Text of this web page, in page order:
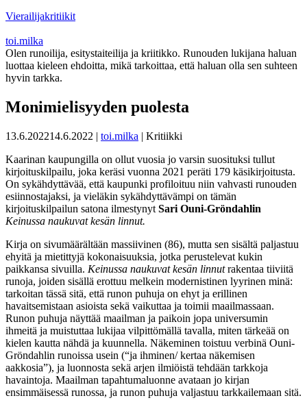
Vierailijakritiikit
toi.milka
Olen runoilija, esitystaiteilija ja kriitikko. Runouden lukijana haluan
luottaa kieleen ehdoitta, mikä tarkoittaa, että haluan olla sen suhteen
hyvin tarkka.
Monimielisyyden puolesta
13.6.202214.6.2022 | toi.milka | Kritiikki
Kaarinan kaupungilla on ollut vuosia jo varsin suosituksi tullut
kirjoituskilpailu, joka keräsi vuonna 2021 peräti 179 käsikirjoitusta.
On sykähdyttävää, että kaupunki profiloituu niin vahvasti runouden
esiinnostajaksi, ja vieläkin sykähdyttävämpi on tämän
kirjoituskilpailun satona ilmestynyt Sari Ouni-Gröndahlin
Keinussa naukuvat kesän linnut.
Kirja on sivumäärältään massiivinen (86), mutta sen sisältä paljastuu
ehyitä ja mietittyjä kokonaisuuksia, jotka perustelevat kukin
paikkansa sivuilla. Keinussa naukuvat kesän linnutrakentaa tiiviitä
runoja, joiden sisällä erottuu melkein modernistinen lyyrinen minä:
tarkoitan tässä sitä, että runon puhuja on ehyt ja erillinen
havaitsemistaan asioista sekä vaikuttaa ja toimii maailmassaan.
Runon puhuja näyttää maailman ja paikoin jopa universumin
ihmeitä ja muistuttaa lukijaa vilpittömällä tavalla, miten tärkeää on
kielen kautta nähdä ja kuunnella. Näkeminen toistuu verbinä Ouni-
Gröndahlin runoissa usein (“ja ihminen/ kertaa näkemisen
aakkosia”), ja luonnosta sekä arjen ilmiöistä tehdään tarkkoja
havaintoja. Maailman tapahtumaluonne avataan jo kirjan
ensimmäisessä runossa, ja runon puhuja valjastuu tarkkailemaan sitä.